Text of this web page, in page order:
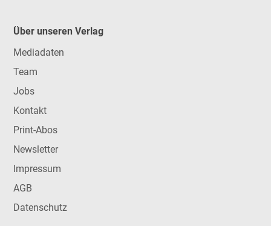
Über unseren Verlag
Mediadaten
Team
Jobs
Kontakt
Print-Abos
Newsletter
Impressum
AGB
Datenschutz